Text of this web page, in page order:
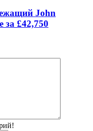
John
за £42,750